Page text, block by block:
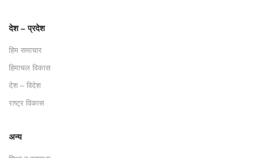
देश – प्रदेश
हिम समाचार
हिमाचल विकास
देश – विदेश
राष्ट्र विकास
अन्य